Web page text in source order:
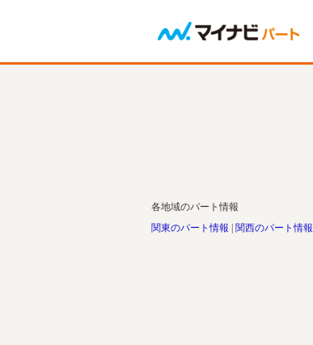
各地域のパート情報
関東のパート情報
関西のパート情報